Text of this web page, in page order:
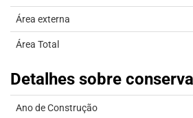
Área externa
Área Total
Detalhes sobre
Ano de Construção